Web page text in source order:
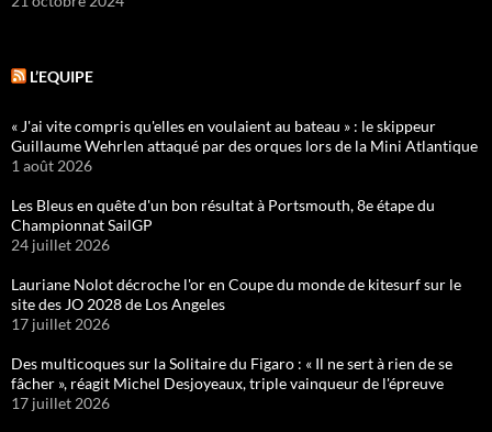
L’EQUIPE
« J'ai vite compris qu'elles en voulaient au bateau » : le skippeur
Guillaume Wehrlen attaqué par des orques lors de la Mini Atlantique
1 août 2026
Les Bleus en quête d'un bon résultat à Portsmouth, 8e étape du
Championnat SailGP
24 juillet 2026
Lauriane Nolot décroche l'or en Coupe du monde de kitesurf sur le
site des JO 2028 de Los Angeles
17 juillet 2026
Des multicoques sur la Solitaire du Figaro : « Il ne sert à rien de se
fâcher », réagit Michel Desjoyeaux, triple vainqueur de l'épreuve
17 juillet 2026